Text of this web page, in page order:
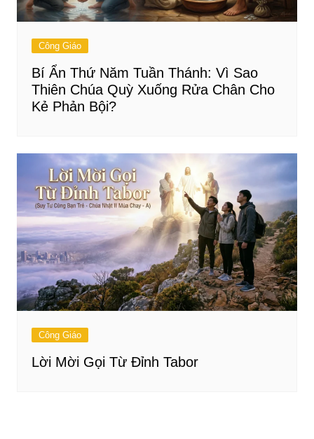
Công Giáo
Bí Ẩn Thứ Năm Tuần Thánh: Vì Sao
Thiên Chúa Quỳ Xuống Rửa Chân Cho
Kẻ Phản Bội?
Công Giáo
Lời Mời Gọi Từ Đỉnh Tabor